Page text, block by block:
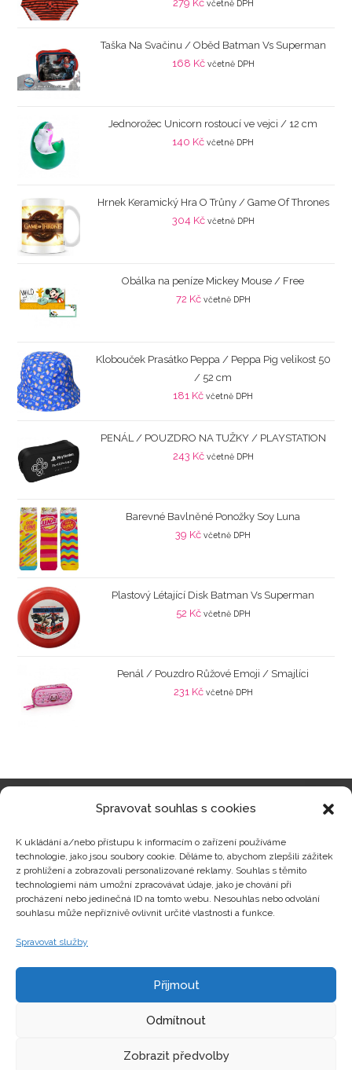
Spravovat souhlas s cookies
K ukládání a/nebo přístupu k informacím o zařízení používáme
technologie, jako jsou soubory cookie. Děláme to, abychom zlepšili zážitek
z prohlížení a zobrazovali personalizované reklamy. Souhlas s těmito
technologiemi nám umožní zpracovávat údaje, jako je chování při
procházení nebo jedinečná ID na tomto webu. Nesouhlas nebo odvolání
souhlasu může nepříznivě ovlivnit určité vlastnosti a funkce.
Spravovat služby
Přijmout
Odmítnout
Zobrazit předvolby
279 Kč včetně DPH
Taška Na Svačinu / Oběd Batman Vs Superman
168 Kč včetně DPH
Jednorožec Unicorn rostoucí ve vejci / 12 cm
140 Kč včetně DPH
Hrnek Keramický Hra O Trůny / Game Of Thrones
304 Kč včetně DPH
Obálka na peníze Mickey Mouse / Free
72 Kč včetně DPH
Klobouček Prasátko Peppa / Peppa Pig velikost 50
/ 52 cm
181 Kč včetně DPH
PENÁL / POUZDRO NA TUŽKY / PLAYSTATION
243 Kč včetně DPH
Barevné Bavlněné Ponožky Soy Luna
39 Kč včetně DPH
Plastový Létající Disk Batman Vs Superman
52 Kč včetně DPH
Penál / Pouzdro Růžové Emoji / Smajlíci
231 Kč včetně DPH
Zajímavosti
Kontakty
Copyright © hrackyzfilmu.cz Všechna práva vyhrazena.